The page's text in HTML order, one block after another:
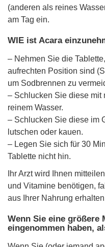
(anderen als reines
am Tag ein.
WIE ist Acara
– Nehmen Sie die
aufrechten Position sind
um Sodbrennen zu
– Schlucken Sie diese mit
reinem Wasser.
– Schlucken Sie diese im
lutschen oder kauen.
– Legen Sie sich für 30
Tablette nicht hin.
Ihr Arzt wird Ihnen
und Vitamine benötigen,
aus Ihrer Nahrung
Wenn Sie eine größere
eingenommen haben,